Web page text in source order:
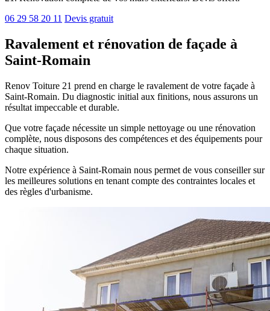
06 29 58 20 11 Devis gratuit
Ravalement et rénovation de façade à
Saint-Romain
Renov Toiture 21 prend en charge le ravalement de votre façade à
Saint-Romain. Du diagnostic initial aux finitions, nous assurons un
résultat impeccable et durable.
Que votre façade nécessite un simple nettoyage ou une rénovation
complète, nous disposons des compétences et des équipements pour
chaque situation.
Notre expérience à Saint-Romain nous permet de vous conseiller sur
les meilleures solutions en tenant compte des contraintes locales et
des règles d'urbanisme.